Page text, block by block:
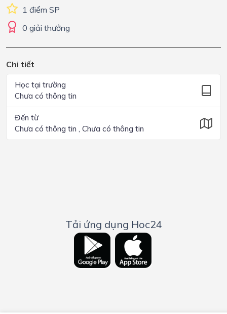
1 điểm SP
0 giải thưởng
Chi tiết
Học tại trường
Chưa có thông tin
Đến từ
Chưa có thông tin , Chưa có thông tin
Tải ứng dụng Hoc24